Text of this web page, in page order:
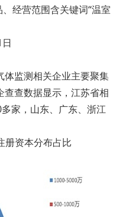
经营范围含关键词“温室
体监测相关企业主要聚集
查数据显示，江苏省相
家，山东、广东、浙江
册资本分布占比